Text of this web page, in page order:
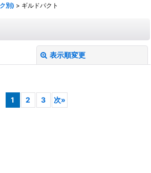
別) > ギルドパクト
表示順変更
1 2 3 次»